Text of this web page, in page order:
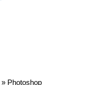
» Photoshop